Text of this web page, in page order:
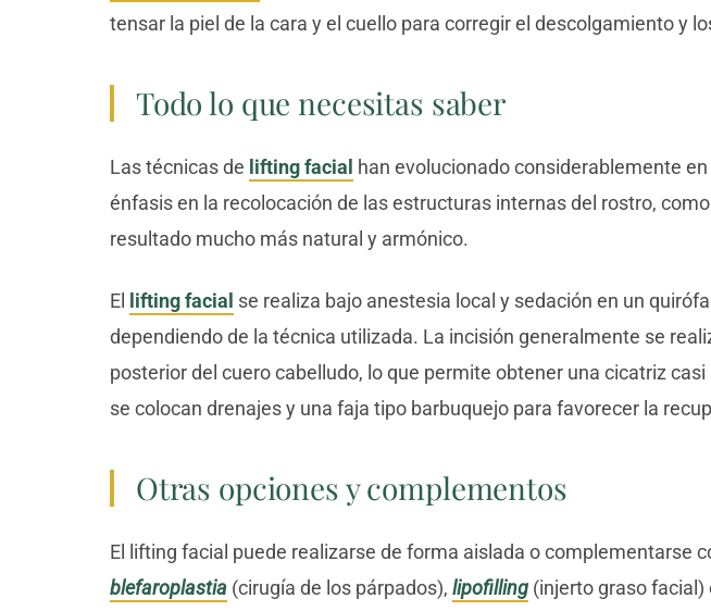
tensar la piel de la cara y el cuello para corregir el descolgamiento y
Todo lo que necesitas saber
Las técnicas de lifting facial han evolucionado considerablemente
énfasis en la recolocación de las estructuras internas del rostro,
resultado mucho más natural y armónico.
El lifting facial se realiza bajo anestesia local y sedación en un
dependiendo de la técnica utilizada. La incisión generalmente se
posterior del cuero cabelludo, lo que permite obtener una cicatriz
se colocan drenajes y una faja tipo barbuquejo para favorecer la
Otras opciones y complementos
El lifting facial puede realizarse de forma aislada o complementarse
blefaroplastia(cirugía de los párpados), lipofilling(injerto graso facial)